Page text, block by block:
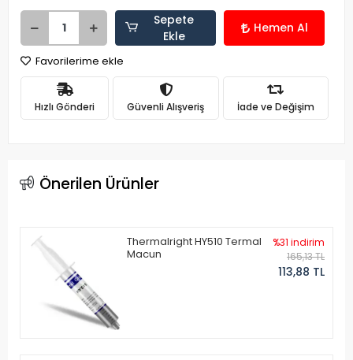
Sepete
Ekle
Hemen Al
Favorilerime ekle
Hızlı Gönderi Güvenli Alışveriş İade ve Değişim
Önerilen Ürünler
Thermalright HY510 Termal
Macun
%31 indirim
165,13 TL
113,88 TL